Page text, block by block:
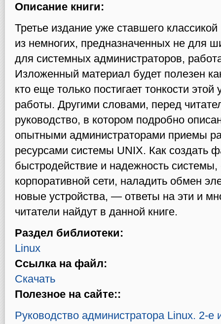
Описание книги:
Третье издание уже ставшего
из немногих, предназначенных не для
для системных администраторов,
Изложенный материал будет полезен
кто еще только постигает тонкости этой
работы. Другими словами, перед
руководство, в котором подробно
опытными администраторами приемы
ресурсами системы UNIX. Как создать
быстродействие и надежность системы,
корпоративной сети, наладить обмен
новые устройства, — ответы на эти и
читатели найдут в данной книге.
Раздел библиотеки:
Linux
Ссылка на файл:
Скачать
Полезное на сайте::
Руководство администратора Linux. 2-е